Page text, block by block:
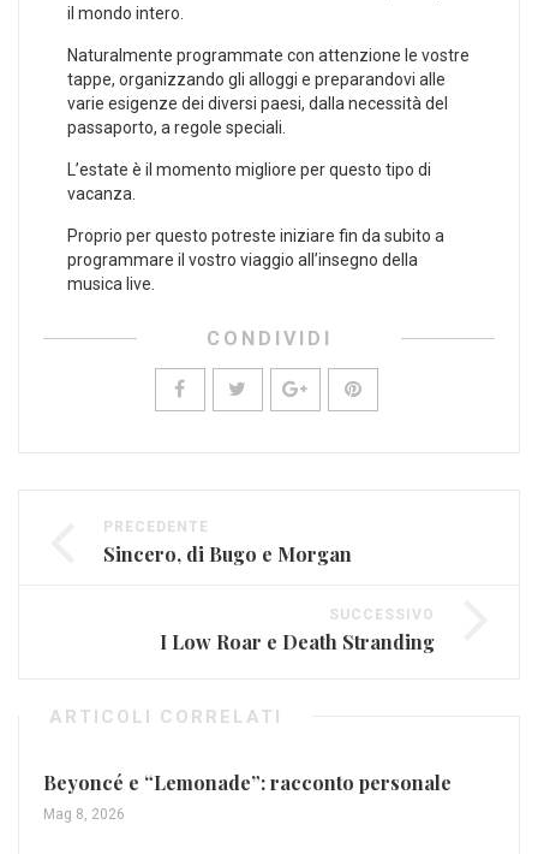
il mondo intero.
Naturalmente programmate con attenzione le vostre
tappe, organizzando gli alloggi e preparandovi alle
varie esigenze dei diversi paesi, dalla necessità del
passaporto, a regole speciali.
L’estate è il momento migliore per questo tipo di
vacanza.
Proprio per questo potreste iniziare fin da subito a
programmare il vostro viaggio all’insegno della
musica live.
CONDIVIDI
PRECEDENTE
Sincero, di Bugo e Morgan
SUCCESSIVO
I Low Roar e Death Stranding
ARTICOLI CORRELATI
Beyoncé e “Lemonade”: racconto personale
Mag 8, 2026